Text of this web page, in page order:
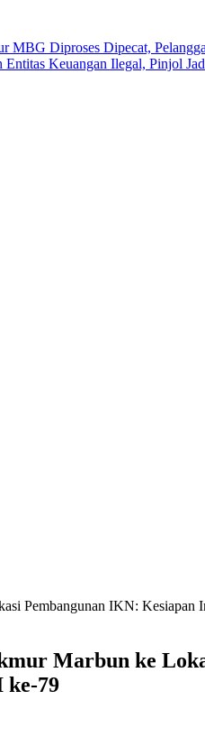
MBG Diproses Dipecat,
Entitas Keuangan Ilegal, Pinjol
Pembangunan IKN:
Marbun ke
ke-79